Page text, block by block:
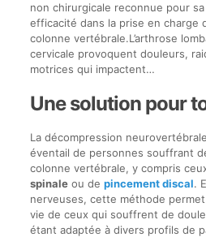
non chirurgicale reconnue pour
efficacité dans la prise en charge
colonne vertébrale.L’arthrose
cervicale provoquent douleurs,
motrices qui impactent…
Une solution pour
La décompression
éventail de personnes souffrant
colonne vertébrale, y compris
spinaleou de pincement discal.
nerveuses, cette méthode permet
vie de ceux qui souffrent de
étant adaptée à divers profils de